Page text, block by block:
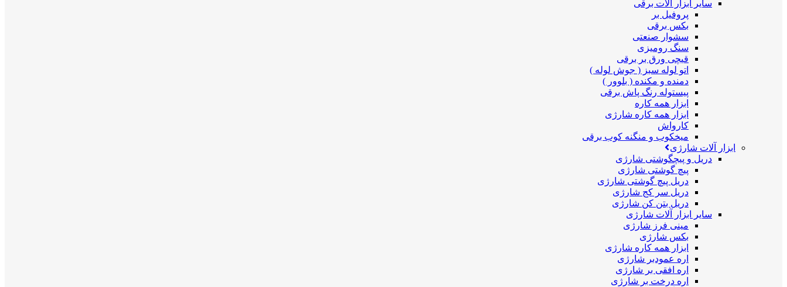
سایر ابزار آلات برقی
پروفیل بر
بکس برقی
سشوار صنعتی
سنگ رومیزی
قیچی ورق بر برقی
اتو لوله سبز ( جوش لوله )
دمنده و مکنده ( بلوور )
پیستوله رنگ پاش برقی
ابزار همه کاره
ابزار همه کاره شارژی
کارواش
میخکوب و منگنه کوب برقی
ابزار آلات شارژی
دریل و پیچگوشتی شارژی
پیچ گوشتی شارژی
دریل پیچ گوشتی شارژی
دریل سر کج شارژی
دریل بتن کن شارژی
سایر ابزار آلات شارژی
مینی فرز شارژی
بکس شارژی
ابزار همه کاره شارژی
اره عمودبر شارژی
اره افقی بر شارژی
اره درخت بر شارژی